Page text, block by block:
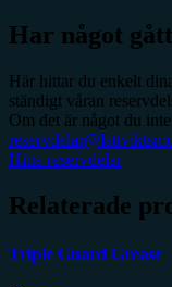
Har något
Här hittar du enkelt
ständigt våran
Om det är något du
Hitta reservdelar
Relaterade
Triple Guard Grease